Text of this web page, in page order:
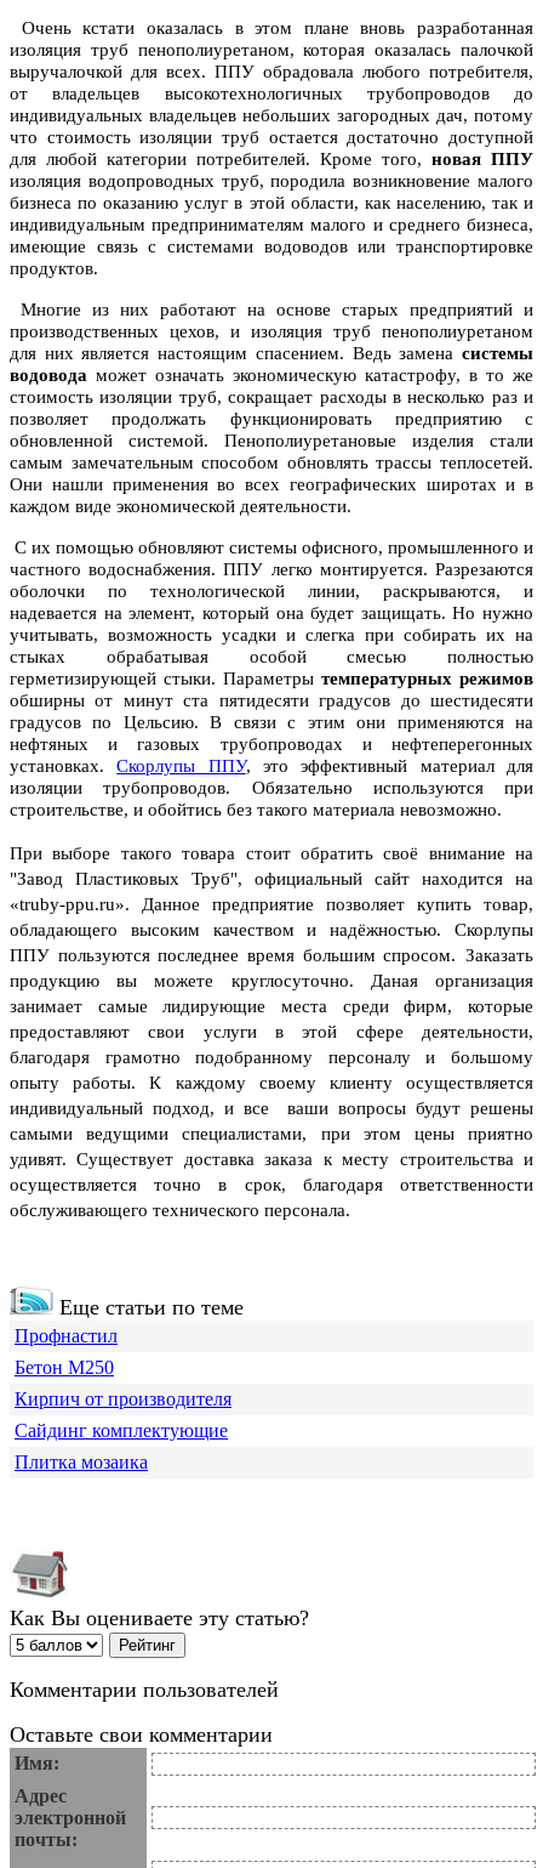
Очень кстати оказалась в этом плане вновь разработанная
изоляция труб пенополиуретаном, которая оказалась палочкой
выручалочкой для всех. ППУ обрадовала любого потребителя,
от владельцев высокотехнологичных трубопроводов до
индивидуальных владельцев небольших загородных дач, потому
что стоимость изоляции труб остается достаточно доступной
для любой категории потребителей. Кроме того, новая ППУ
изоляция водопроводных труб, породила возникновение малого
бизнеса по оказанию услуг в этой области, как населению, так и
индивидуальным предпринимателям малого и среднего бизнеса,
имеющие связь с системами водоводов или транспортировке
продуктов.
Многие из них работают на основе старых предприятий и
производственных цехов, и изоляция труб пенополиуретаном
для них является настоящим спасением. Ведь замена системы
водовода может означать экономическую катастрофу, в то же
стоимость изоляции труб, сокращает расходы в несколько раз и
позволяет продолжать функционировать предприятию с
обновленной системой. Пенополиуретановые изделия стали
самым замечательным способом обновлять трассы теплосетей.
Они нашли применения во всех географических широтах и в
каждом виде экономической деятельности.
С их помощью обновляют системы офисного, промышленного и
частного водоснабжения. ППУ легко монтируется. Разрезаются
оболочки по технологической линии, раскрываются, и
надевается на элемент, который она будет защищать. Но нужно
учитывать, возможность усадки и слегка при собирать их на
стыках обрабатывая особой смесью полностью
герметизирующей стыки. Параметры температурных режимов
обширны от минут ста пятидесяти градусов до шестидесяти
градусов по Цельсию. В связи с этим они применяются на
нефтяных и газовых трубопроводах и нефтеперегонных
установках.Скорлупы ППУ, это эффективный материал для
изоляции
трубопроводов. Обязательно используются при
строительстве, и обойтись без такого материала невозможно.
При выборе такого товара стоит обратить своё внимание на
"Завод Пластиковых Труб", официальный сайт находится на
«truby-ppu.ru». Данное предприятие позволяет купить товар,
обладающего высоким качеством и надёжностью. Скорлупы
ППУ пользуются последнее время большим спросом. Заказать
продукцию вы можете круглосуточно. Даная организация
занимает самые лидирующие места среди фирм, которые
предоставляют свои услуги в этой сфере деятельности,
благодаря грамотно подобранному персоналу и большому
опыту работы. К каждому своему клиенту осуществляется
индивидуальный подход, и все ваши вопросы будут решены
самыми ведущими специалистами, при этом цены приятно
удивят. Существует доставка заказа к месту строительства и
осуществляется точно в срок, благодаря ответственности
обслуживающего технического персонала.
Еще статьи по теме
Профнастил
Бетон М250
Кирпич от производителя
Сайдинг комплектующие
Плитка мозаика
Как Вы оцениваете эту статью?
Комментарии пользователей
Оставьте свои комментарии
Имя:
Адрес
электронной
почты: